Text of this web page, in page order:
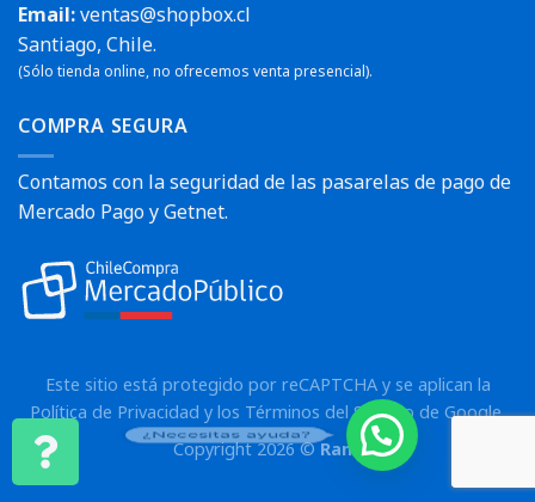
Email:ventas@shopbox.cl
Santiago, Chile.
(Sólo tienda online, no ofrecemos venta presencial).
COMPRA SEGURA
Contamos con la seguridad de las pasarelas de pago de
Mercado Pago y Getnet.
Este sitio está protegido por reCAPTCHA y se aplican la
Política de Privacidad y los Términos del Servicio de Google.
Copyright 2026 ©Rann
¿Necesitas ayuda?